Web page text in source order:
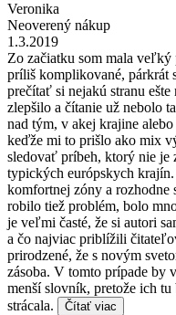
Veronika
Neoverený nákup
1.3.2019
Zo začiatku som mala veľký
príliš komplikované, párkrát
prečítať si nejakú stranu ešte
zlepšilo a čítanie už nebolo
nad tým, v akej krajine
keďže mi to prišlo ako mix
sledovať príbeh, ktorý nie je
typických európskych
komfortnej zóny a rozhodne
robilo tiež problém, bolo
je veľmi časté, že si autori
a čo najviac priblížili
prirodzené, že s novým
zásoba. V tomto prípade by
menší slovník, pretože ich
strácala.
Čítať viac